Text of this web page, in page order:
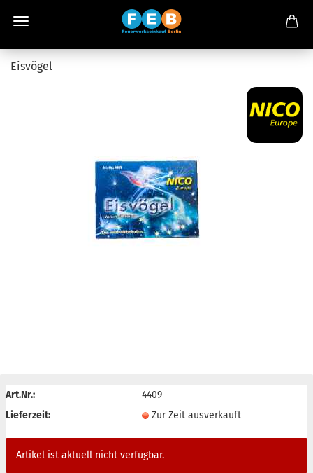
Eisvögel
Art.Nr.:
4409
Lieferzeit:
Zur Zeit ausverkauft
Artikel ist aktuell nicht verfügbar.